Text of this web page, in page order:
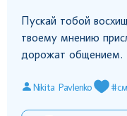
Пускай тобой
твоему мнению
дорожат общением.
Nikita Pavlenko